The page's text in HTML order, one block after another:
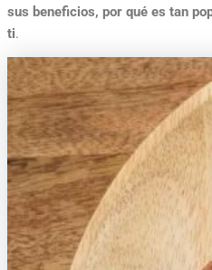
sus beneficios, por qué es tan
ti.